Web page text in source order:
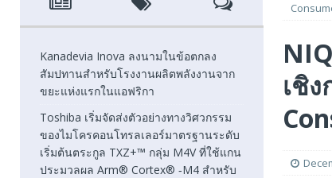
[ August 7, 2026 ] SSD ซีรีส์ KIOXIA GP Super
2026
FEATURED
[ August 6, 2026 ] Darwinbox ประกาศเปิดตัว
Multiplier ระดมทุนรอบ Series
FEATURED
เชิ
Kanadevia Inova ลงนามในข้อตกลง
สัมปทานสำหรับโรงงานผลิตพลังงานจาก
ขยะแห่งแรกในแอฟริกา
Toshiba เริ่มจัดส่งตัวอย่างทางวิศวกรรม
ของไมโครคอนโทรลเลอร์มาตรฐานระดับ
เริ่มต้นตระกูล TXZ+™ กลุ่ม M4V ที่ใช้แกน
ประมวลผล Arm® Cortex® ‑M4 สำหรับ